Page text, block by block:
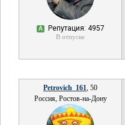
А Репутация: 4957
В отпуске
Petrovich_161, 50
Россия, Ростов-на-Дону